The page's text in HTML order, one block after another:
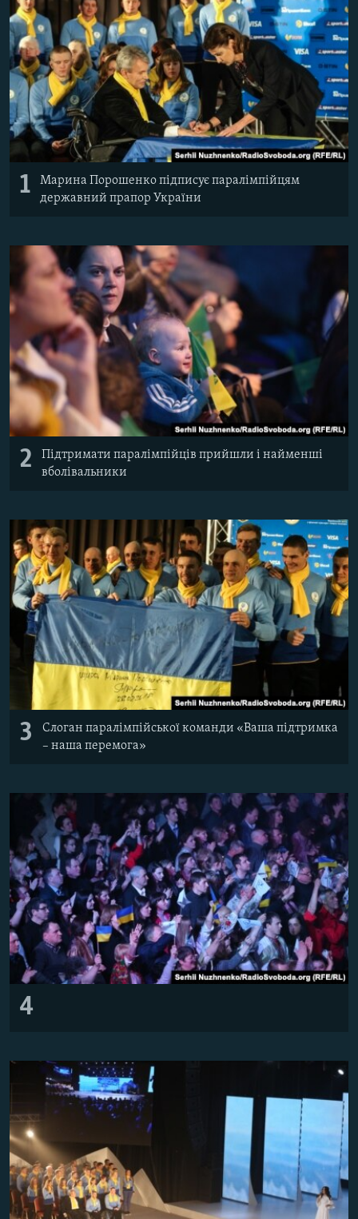
ВІДЕОУРОКИ «ELIFBE»
СВІДЧЕННЯ ОКУПАЦІЇ
УКРАЇНСЬКА ПРОБЛЕМА КРИМУ
ІНФОГРАФІКА
Русский
Qırımtatar
ДОЛУЧАЙСЯ!
Усі сайти RFE/RL
1
Марина Порошенко підписує паралімпійцям
державний прапор України
2
Підтримати паралімпійців прийшли і найменші
вболівальники
3
Слоган паралімпійської команди «Ваша підтримка
– наша перемога»
4